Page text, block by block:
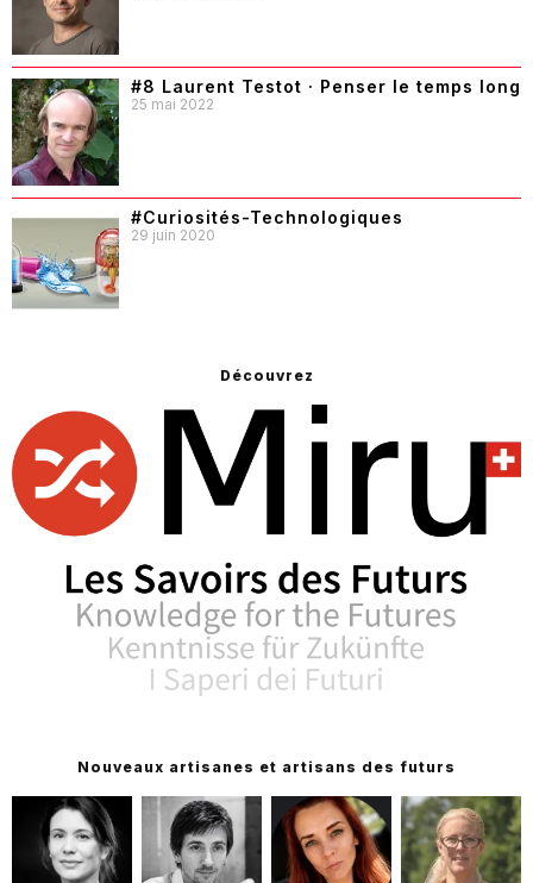
#8 Laurent Testot · Penser le temps long
25 mai 2022
#Curiosités-Technologiques
29 juin 2020
Découvrez
Nouveaux artisanes et artisans des futurs